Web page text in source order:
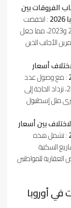
الفروقات بين
: انخفضت
بين 2021 و2023، مما جعل
الأجانب الذين
أسعار
: مع وصول عدد
في 2024، تزداد الحاجة إلى
مثل إسطنبول
بين أسعار
: تشمل هذه
5 سنوات للمشاريع السكنية
للمواطنين
في أوروبا